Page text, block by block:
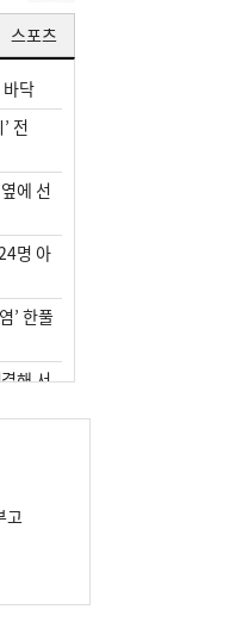
스포츠
닥
전
에 선
명 아
’ 한풀
해 서
산…
해양
에 막
고